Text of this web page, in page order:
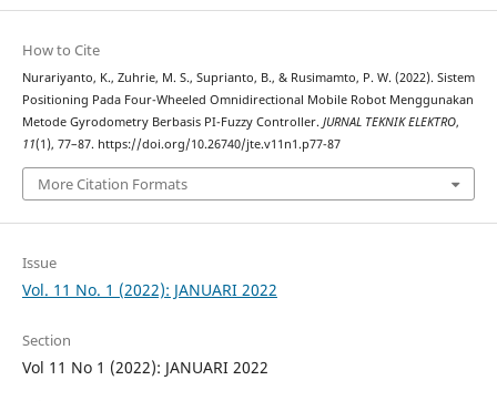
How to Cite
Nurariyanto, K., Zuhrie, M. S., Suprianto, B., & Rusimamto, P. W. (2022). Sistem
Positioning Pada Four-Wheeled Omnidirectional Mobile Robot Menggunakan
Metode Gyrodometry Berbasis PI-Fuzzy Controller. JURNAL TEKNIK ELEKTRO,
11(1), 77–87. https://doi.org/10.26740/jte.v11n1.p77-87
More Citation Formats
Issue
Vol. 11 No. 1 (2022): JANUARI 2022
Section
Vol 11 No 1 (2022): JANUARI 2022